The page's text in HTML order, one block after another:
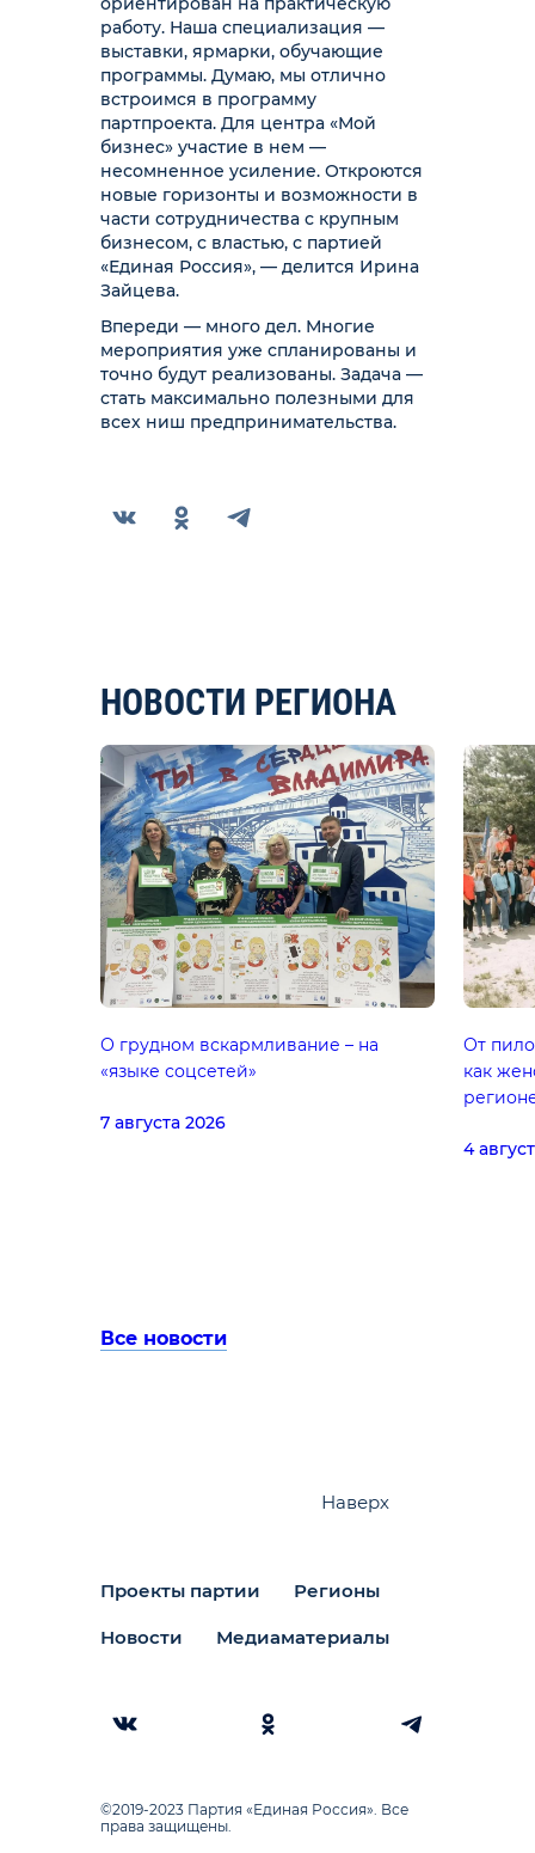
работу. Наша специализация —
выставки, ярмарки, обучающие
программы. Думаю, мы отлично
встроимся в программу
партпроекта. Для центра «Мой
бизнес» участие в нем —
несомненное усиление. Откроются
новые горизонты и возможности в
части сотрудничества с крупным
бизнесом, с властью, с партией
«Единая Россия», — делится Ирина
Зайцева.
Впереди — много дел. Многие
мероприятия уже спланированы и
точно будут реализованы. Задача —
стать максимально полезными для
всех ниш предпринимательства.
НОВОСТИ РЕГИОНА
О грудном вскармливание – на
«языке соцсетей»
7 августа 2026
От
как
4
Все новости
Проекты партии Регионы
Новости Медиаматериалы
Наверх
©2019-2023 Партия «Единая Россия». Все
права защищены.